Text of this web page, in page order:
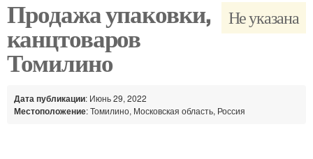
Не указана
Продажа упаковки,
канцтоваров
Томилино
Дата публикации: Июнь 29, 2022
Местоположение: Томилино, Московская область, Россия